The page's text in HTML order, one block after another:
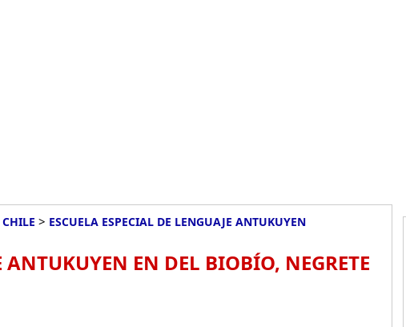
> ESCUELA ESPECIAL DE LENGUAJE ANTUKUYEN
ANTUKUYEN EN DEL BIOBÍO, NEGRETE